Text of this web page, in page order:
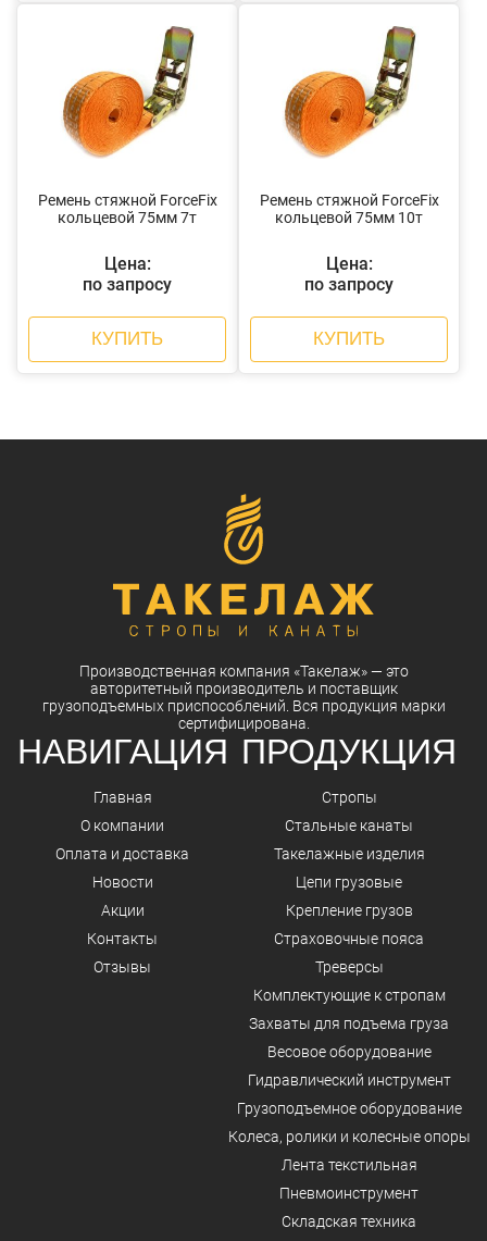
Ремень стяжной ForceFix
кольцевой 75мм 7т
Цена:
по запросу
КУПИТЬ
Ремень стяжной ForceFix
кольцевой 75мм 10т
Цена:
по запросу
КУПИТЬ
Производственная компания «Такелаж»— это
авторитетный производитель и поставщик
грузоподъемных приспособлений. Вся продукция марки
сертифицирована.
НАВИГАЦИЯ
Главная
О компании
Оплата и доставка
Новости
Акции
Контакты
Отзывы
ПРОДУКЦИЯ
Стропы
Стальные канаты
Такелажные изделия
Цепи грузовые
Крепление грузов
Страховочные пояса
Треверсы
Комплектующие к стропам
Захваты для подъема груза
Весовое оборудование
Гидравлический инструмент
Грузоподъемное оборудование
Колеса, ролики и колесные опоры
Лента текстильная
Пневмоинструмент
Складская техника